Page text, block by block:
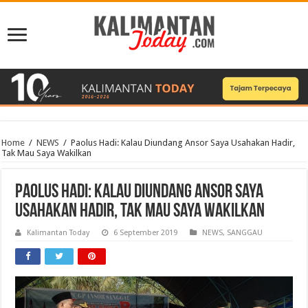
Home / NEWS / Paolus Hadi: Kalau Diundang Ansor Saya Usahakan Hadir,
Tak Mau Saya Wakilkan
Paolus Hadi: Kalau Diundang Ansor Saya
Usahakan Hadir, Tak Mau Saya Wakilkan
Kalimantan Today 6 September 2019 NEWS, SANGGAU